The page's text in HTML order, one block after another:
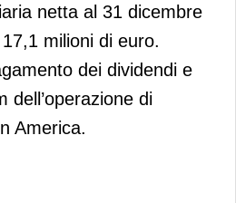
netta al 31 dicembre
milioni di euro.
dei dividendi e
dell’operazione di
America.